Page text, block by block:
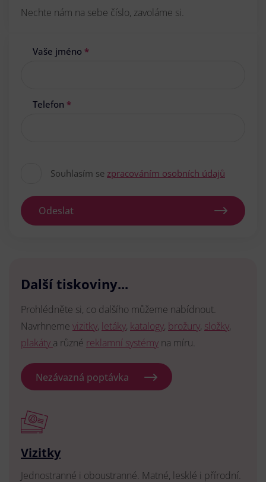
Nechte nám na sebe číslo, zavoláme si.
Vaše jméno *
Telefon *
Souhlasím se zpracováním osobních údajů
Odeslat
Další tiskoviny...
Prohlédněte si, co dalšího můžeme nabídnout.
Navrhneme vizitky, letáky, katalogy, brožury, složky,
plakáty a různé reklamní systémy na míru.
Nezávazná poptávka
Vizitky
Jednostranné i oboustranné. Matné, lesklé i přírodní.